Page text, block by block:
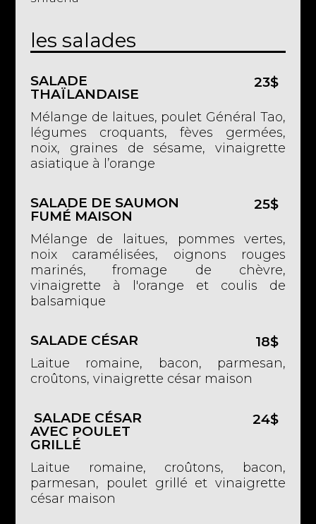
les salades
SALADE
THAÏLANDAISE
Mélange de laitues, poulet Général Tao,
légumes croquants,fèves germées,
noix, graines de sésame, vinaigrette
asiatique à l’orange
23$
SALADE DE SAUMON
FUMÉ MAISON
Mélange de laitues, pommes vertes,
noix caramélisées, oignons rouges
marinés,
fromage de chèvre,
vinaigrette à l'orange et coulis de
balsamique
25$
SALADE CÉSAR
Laitue romaine, bacon, parmesan,
croûtons, vinaigrette césar maison
18$
SALADE CÉSAR
AVEC POULET
GRILLÉ
Laitue romaine, croûtons, bacon,
parmesan, poulet grillé et vinaigrette
césar maison
24$